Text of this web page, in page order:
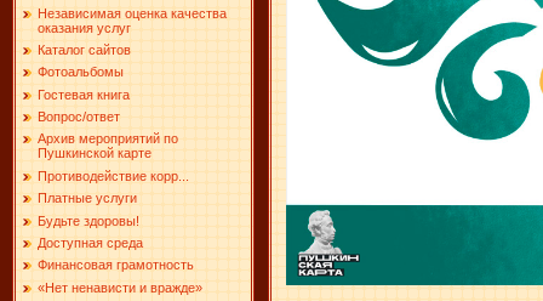
Независимая оценка качества
оказания услуг
Каталог сайтов
Фотоальбомы
Гостевая книга
Вопрос/ответ
Архив мероприятий по
Пушкинской карте
Противодействие корр...
Платные услуги
Будьте здоровы!
Доступная среда
Финансовая грамотность
«Нет ненависти и вражде»